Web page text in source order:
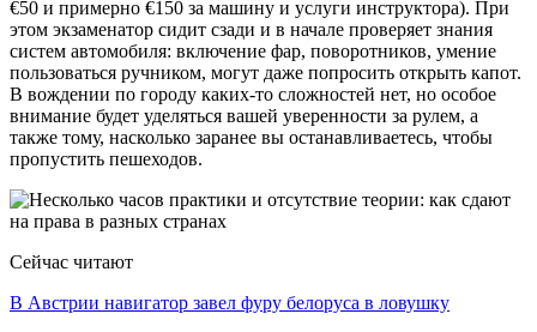
€50 и примерно €150 за машину и услуги инструктора). При
этом экзаменатор сидит сзади и в начале проверяет знания
систем автомобиля: включение фар, поворотников, умение
пользоваться ручником, могут даже попросить открыть капот.
В вождении по городу каких-то сложностей нет, но особое
внимание будет уделяться вашей уверенности за рулем, а
также тому, насколько заранее вы останавливаетесь, чтобы
пропустить пешеходов.
Сейчас читают
В Австрии навигатор завел фуру белоруса в ловушку